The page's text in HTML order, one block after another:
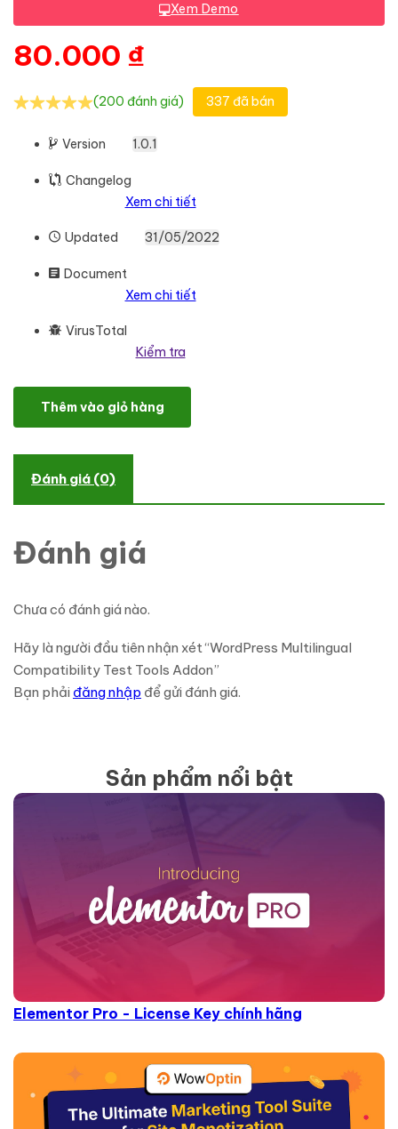
Xem Demo
80.000 ₫
(200 đánh giá) 337 đã bán
Version 1.0.1
Changelog
Xem chi tiết
Updated 31/05/2022
Document
Xem chi tiết
VirusTotal
Kiểm tra
WordPress Multilingual Compatibility Test Tools Addon số lượng
Thêm vào giỏ hàng
Đánh giá (0)
Đánh giá
Chưa có đánh giá nào.
Hãy là người đầu tiên nhận xét “WordPress Multilingual
Compatibility Test Tools Addon”
Bạn phải đăng nhập để gửi đánh giá.
Sản phẩm nổi bật
Elementor Pro - License Key chính hãng